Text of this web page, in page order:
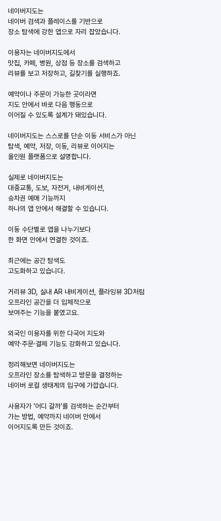
네이버지도는
네이버 검색과 플레이스를 기반으로
장소 탐색에 강한 앱으로 자리 잡았습니다.
이용자는 네이버지도에서
맛집, 카페, 병원, 상점 등 장소를 검색하고
리뷰를 보고 저장하고, 길찾기를 실행하죠.
예약이나 주문이 가능한 곳이라면
지도 안에서 바로 다음 행동으로
이어질 수 있도록 설계가 돼있습니다.
네이버지도는 스스로를 단순 이동 서비스가 아닌
탐색, 예약, 저장, 이동, 리뷰로 이어지는
올인원 플랫폼으로 설명합니다.
실제로 네이버지도는
대중교통, 도보, 자전거, 내비게이션,
승차권 예매 기능까지
하나의 앱 안에서 해결할 수 있습니다.
이동 수단별로 앱을 나누기보다
한 화면 안에서 연결한 것이죠.
최근에는 공간 탐색도
고도화하고 있습니다.
거리뷰 3D, 실내 AR 내비게이션, 플라잉뷰 3D처럼
오프라인 공간을 더 입체적으로
보여주는 기능을 붙였고요.
외국인 이용자를 위한 다국어 지도와
예약·주문·결제 기능도 강화하고 있습니다.
정리해보면 네이버지도는
오프라인 장소를 탐색하고 방문을 결정하는
네이버 로컬 생태계의 입구에 가깝습니다.
사용자가 '어디 갈까'를 검색하는 순간부터
가는 방법, 예약까지 네이버 안에서
이어지도록 만든 것이죠.